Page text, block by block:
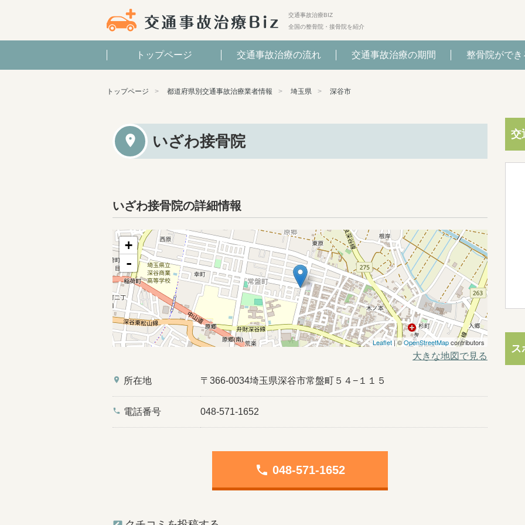
交通事故治療BIZ
全国の整骨院・接骨院を紹介
トップページ 交通事故治療の流れ 交通事故治療の期間 整骨院ができ
トップページ 都道府県別交通事故治療業者情報 埼玉県 深谷市
いざわ接骨院
いざわ接骨院の詳細情報
+
-
Leaflet| ©OpenStreetMapcontributors
大きな地図で見る
place 所在地 〒366-0034埼玉県深谷市常盤町５４−１１５
phone 電話番号 048-571-1652
phone 048-571-1652
交
ス